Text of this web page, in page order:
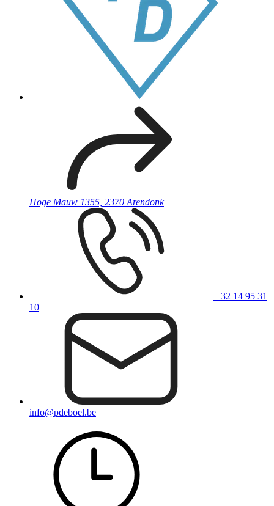
Hoge Mauw 1355, 2370 Arendonk
+32 14 95 31
10
info@pdeboel.be